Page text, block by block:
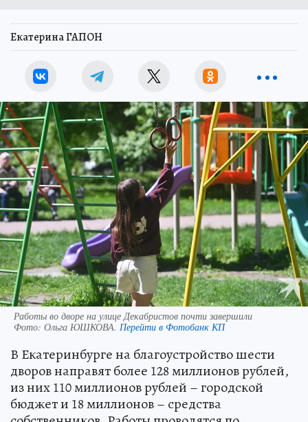
Екатерина ГАПОН
Работы во дворе на улице Декабристов почти завершили
Фото: Ольга ЮШКОВА. Перейти в Фотобанк КП
В Екатеринбурге на благоустройство шести
дворов направят более 128 миллионов рублей,
из них 110 миллионов рублей – городской
бюджет и 18 миллионов – средства